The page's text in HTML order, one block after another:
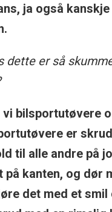
ja også
dette er så
bilsportutøvere
er
til alle andre på
på kanten, og dør
det med et smil